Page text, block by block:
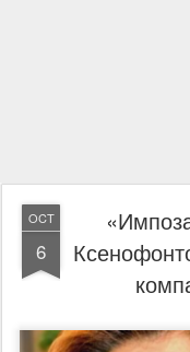
OCT
6